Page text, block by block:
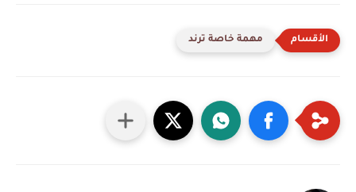
مهمة خاصة ترند